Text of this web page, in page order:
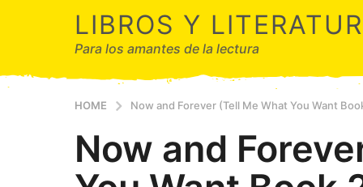
LIBROS Y
Para los amantes de la lectura
HOME Now and Forever (Tell Me What You Want
Now and